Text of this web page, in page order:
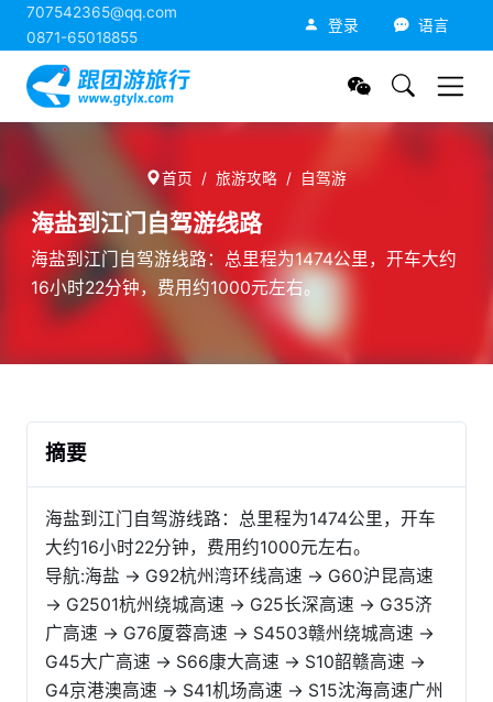
707542365@qq.com
0871-65018855
登录 语言
首页 旅游攻略 自驾游
海盐到江门自驾游线路
海盐到江门自驾游线路：总里程为1474公里，开车大约
16小时22分钟，费用约1000元左右。
摘要
海盐到江门自驾游线路：总里程为1474公里，开车
大约16小时22分钟，费用约1000元左右。
导航:海盐 → G92杭州湾环线高速 → G60沪昆高速
→ G2501杭州绕城高速 → G25长深高速 → G35济
广高速 → G76厦蓉高速 → S4503赣州绕城高速 →
G45大广高速 → S66康大高速 → S10韶赣高速 →
G4京港澳高速 → S41机场高速 → S15沈海高速广州